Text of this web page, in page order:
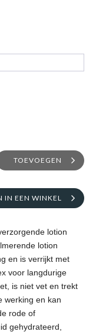
TOEVOEGEN
IN EEN WINKEL
lotion
lotion
en is verrijkt met
voor langdurige
is niet vet en trekt
werking en kan
rode of
gehydrateerd,